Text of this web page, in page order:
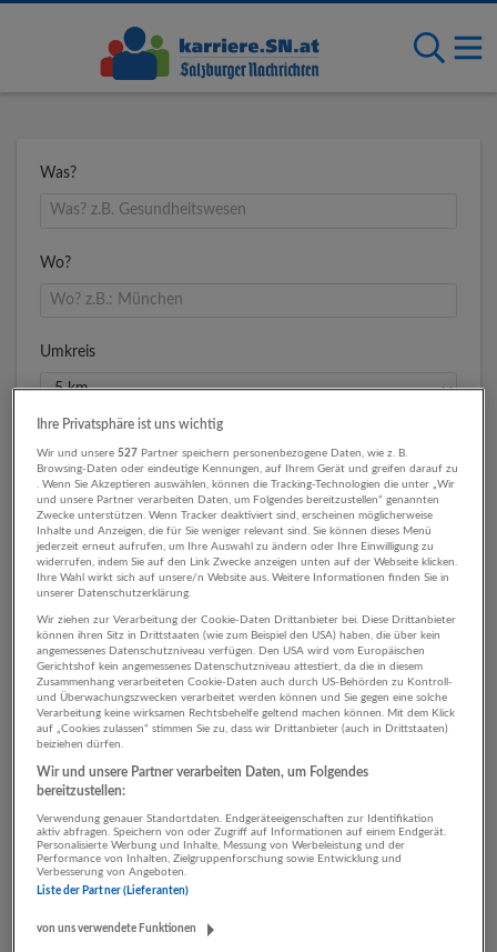
Was?
Wo?
Umkreis
4 Technik, Ingenieurwesen
Bau Unternehmen
Bau | Holz | Immobilien Hillebrand
Wals-Siezenheim
Ihre Privatsphäre ist uns wichtig
Wir und unsere527 Partner speichern personenbezogene Daten, wie z. B.
Browsing-Daten oder eindeutige Kennungen, auf Ihrem Gerät und greifen darauf zu
. Wenn Sie Akzeptieren auswählen, können die Tracking-Technologien die unter „Wir
und unsere Partner verarbeiten Daten, um Folgendes bereitzustellen“ genannten
Zwecke unterstützen. Wenn Tracker deaktiviert sind, erscheinen möglicherweise
Inhalte und Anzeigen, die für Sie weniger relevant sind. Sie können dieses Menü
jederzeit erneut aufrufen, um Ihre Auswahl zu ändern oder Ihre Einwilligung zu
widerrufen, indem Sie auf den Link Zwecke anzeigen unten auf der Webseite klicken.
Ihre Wahl wirkt sich auf unsere/n Website aus. Weitere Informationen finden Sie in
unserer Datenschutzerklärung.
Wir ziehen zur Verarbeitung der Cookie-Daten Drittanbieter bei. Diese Drittanbieter
können ihren Sitz in Drittstaaten (wie zum Beispiel den USA) haben, die über kein
angemessenes Datenschutzniveau verfügen. Den USA wird vom Europäischen
Gerichtshof kein angemessenes Datenschutzniveau attestiert, da die in diesem
Zusammenhang verarbeiteten Cookie-Daten auch durch US-Behörden zu Kontroll-
und Überwachungszwecken verarbeitet werden können und Sie gegen eine solche
Verarbeitung keine wirksamen Rechtsbehelfe geltend machen können. Mit dem Klick
auf „Cookies zulassen“ stimmen Sie zu, dass wir Drittanbieter (auch in Drittstaaten)
beiziehen dürfen.
Wir und unsere Partner verarbeiten Daten, um Folgendes
bereitzustellen:
Verwendung genauer Standortdaten. Endgeräteeigenschaften zur Identifikation
aktiv abfragen. Speichern von oder Zugriff auf Informationen auf einem Endgerät.
Personalisierte Werbung und Inhalte, Messung von Werbeleistung und der
Performance von Inhalten, Zielgruppenforschung sowie Entwicklung und
Verbesserung von Angeboten.
Liste der Partner (Lieferanten)
von uns verwendete Funktionen